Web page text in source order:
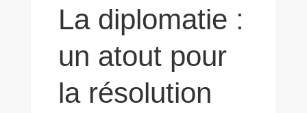
La diplomatie :
un atout pour
la résolution